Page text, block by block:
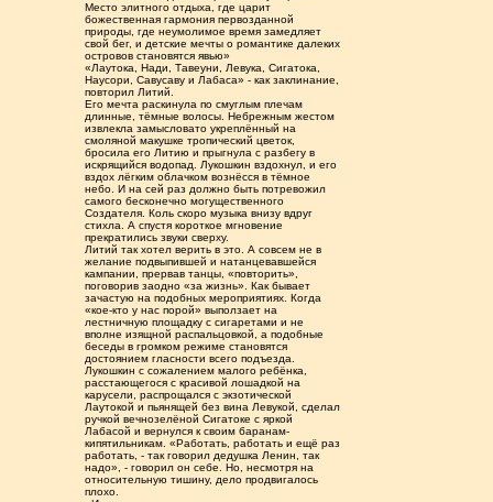
Место элитного отдыха, где царит
божественная гармония первозданной
природы, где неумолимое время замедляет
свой бег, и детские мечты о романтике далеких
островов становятся явью»
«Лаутока, Нади, Тавеуни, Левука, Сигатока,
Наусори, Савусаву и Лабаса» - как заклинание,
повторил Литий.
Его мечта раскинула по смуглым плечам
длинные, тёмные волосы. Небрежным жестом
извлекла замысловато укреплённый на
смоляной макушке тропический цветок,
бросила его Литию и прыгнула с разбегу в
искрящийся водопад. Лукошкин вздохнул, и его
вздох лёгким облачком вознёсся в тёмное
небо. И на сей раз должно быть потревожил
самого бесконечно могущественного
Создателя. Коль скоро музыка внизу вдруг
стихла. А спустя короткое мгновение
прекратились звуки сверху.
Литий так хотел верить в это. А совсем не в
желание подвыпившей и натанцевавшейся
кампании, прервав танцы, «повторить»,
поговорив заодно «за жизнь». Как бывает
зачастую на подобных мероприятиях. Когда
«кое-кто у нас порой» выползает на
лестничную площадку с сигаретами и не
вполне изящной распальцовкой, а подобные
беседы в громком режиме становятся
достоянием гласности всего подъезда.
Лукошкин с сожалением малого ребёнка,
расстающегося с красивой лошадкой на
карусели, распрощался с экзотической
Лаутокой и пьянящей без вина Левукой, сделал
ручкой вечнозелёной Сигатоке с яркой
Лабасой и вернулся к своим баранам-
кипятильникам. «Работать, работать и ещё раз
работать, - так говорил дедушка Ленин, так
надо», - говорил он себе. Но, несмотря на
относительную тишину, дело продвигалось
плохо.